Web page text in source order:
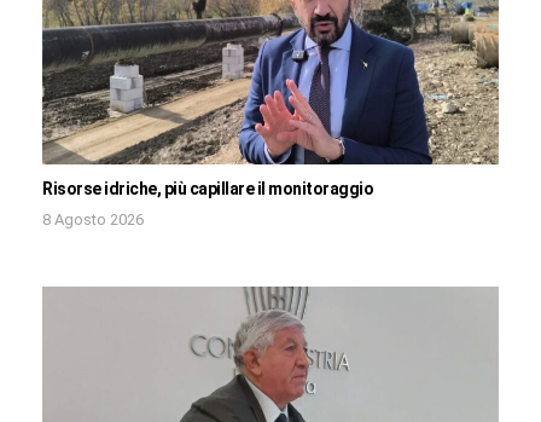
Risorse idriche, più capillare il monitoraggio
8 Agosto 2026